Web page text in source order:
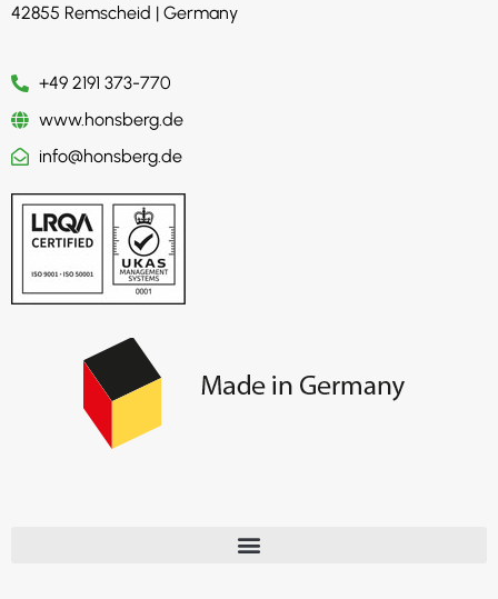
42855 Remscheid | Germany
+49 2191 373-770
www.honsberg.de
info@honsberg.de